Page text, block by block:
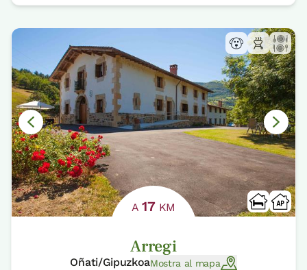
A17KM
Arregi
Oñati/GipuzkoaMostra al mapa